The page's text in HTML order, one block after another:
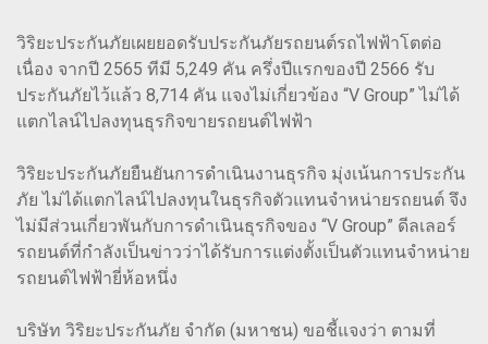
วิริยะประกันภัยเผยยอดรับประกันภัยรถยนต์รถไฟฟ้าโตต่อ
เนื่อง จากปี 2565 ทีมี 5,249 คัน ครึ่งปีแรกของปี 2566 รับ
ประกันภัยไว้แล้ว 8,714 คัน แจงไม่เกี่ยวข้อง “V Group” ไม่ได้
แตกไลน์ไปลงทุนธุรกิจขายรถยนต์ไฟฟ้า
วิริยะประกันภัยยืนยันการดำเนินงานธุรกิจ มุ่งเน้นการประกัน
ภัย ไม่ได้แตกไลน์ไปลงทุนในธุรกิจตัวแทนจำหน่ายรถยนต์ จึง
ไม่มีส่วนเกี่ยวพันกับการดำเนินธุรกิจของ “V Group” ดีลเลอร์
รถยนต์ที่กำลังเป็นข่าวว่าได้รับการแต่งตั้งเป็นตัวแทนจำหน่าย
รถยนต์ไฟฟ้ายี่ห้อหนึ่ง
บริษัท วิริยะประกันภัย จำกัด (มหาชน) ขอชี้แจงว่า ตามที่